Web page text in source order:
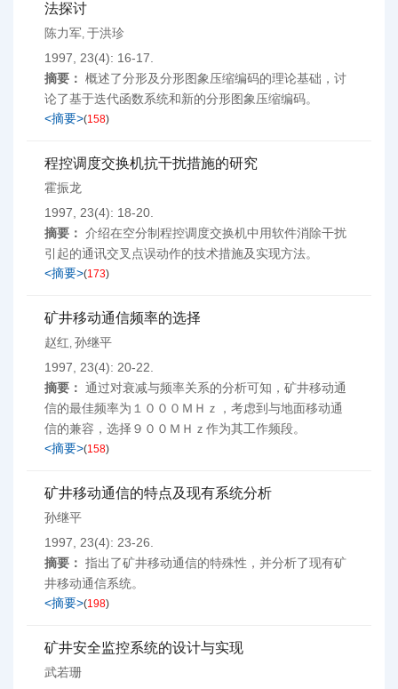
法探讨
陈力军, 于洪珍
1997, 23(4): 16-17.
摘要： 概述了分形及分形图象压缩编码的理论基础，讨
论了基于迭代函数系统和新的分形图象压缩编码。
<摘要>(158)
程控调度交换机抗干扰措施的研究
霍振龙
1997, 23(4): 18-20.
摘要： 介绍在空分制程控调度交换机中用软件消除干扰
引起的通讯交叉点误动作的技术措施及实现方法。
<摘要>(173)
矿井移动通信频率的选择
赵红, 孙继平
1997, 23(4): 20-22.
摘要： 通过对衰减与频率关系的分析可知，矿井移动通
信的最佳频率为１０００ＭＨｚ，考虑到与地面移动通
信的兼容，选择９００ＭＨｚ作为其工作频段。
<摘要>(158)
矿井移动通信的特点及现有系统分析
孙继平
1997, 23(4): 23-26.
摘要： 指出了矿井移动通信的特殊性，并分析了现有矿
井移动通信系统。
<摘要>(198)
矿井安全监控系统的设计与实现
武若珊